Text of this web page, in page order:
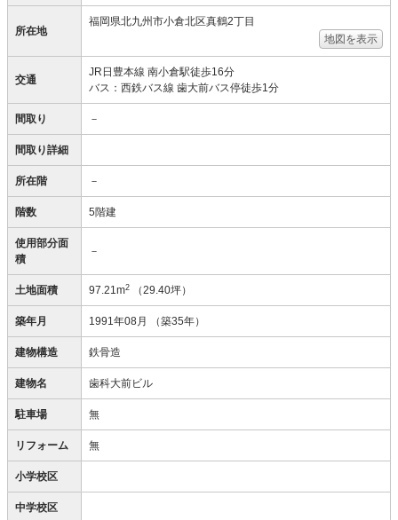
所在地
福岡県北九州市小倉北区真鶴2丁目
地図を表示
交通
JR日豊本線 南小倉駅徒歩16分
バス：西鉄バス線 歯大前バス停徒歩1分
間取り －
間取り詳細
所在階 －
階数 5階建
使用部分面
積
－
土地面積 97.21m2 （29.40坪）
築年月 1991年08月 （築35年）
建物構造 鉄骨造
建物名 歯科大前ビル
駐車場 無
リフォーム 無
小学校区
中学校区